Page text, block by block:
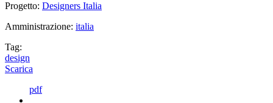
Progetto: Designers Italia
Amministrazione: italia
Tag:
design
Scarica
pdf